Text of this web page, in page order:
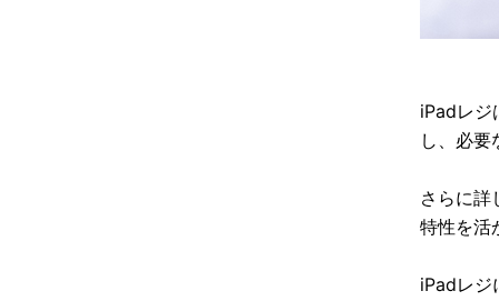
iPadレジ
し、必
さらに詳
特性を活
iPadレジ